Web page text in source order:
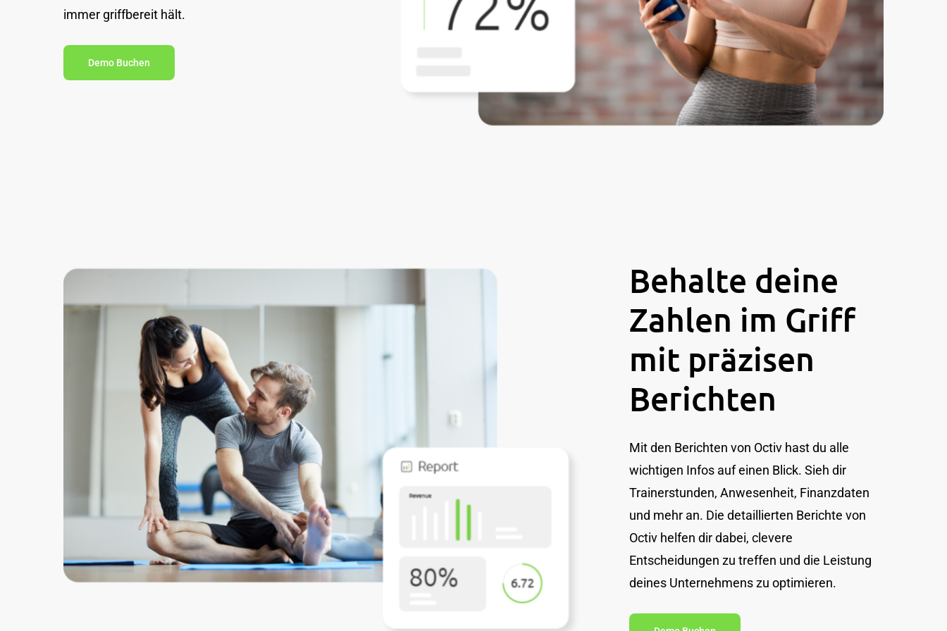
immer griffbereit hält.
Demo Buchen
Behalte deine
Zahlen im Griff
mit präzisen
Berichten
Mit den Berichten von Octiv hast du alle
wichtigen Infos auf einen Blick. Sieh dir
Trainerstunden, Anwesenheit, Finanzdaten
und mehr an. Die detaillierten Berichte von
Octiv helfen dir dabei, clevere
Entscheidungen zu treffen und die Leistung
deines Unternehmens zu optimieren.